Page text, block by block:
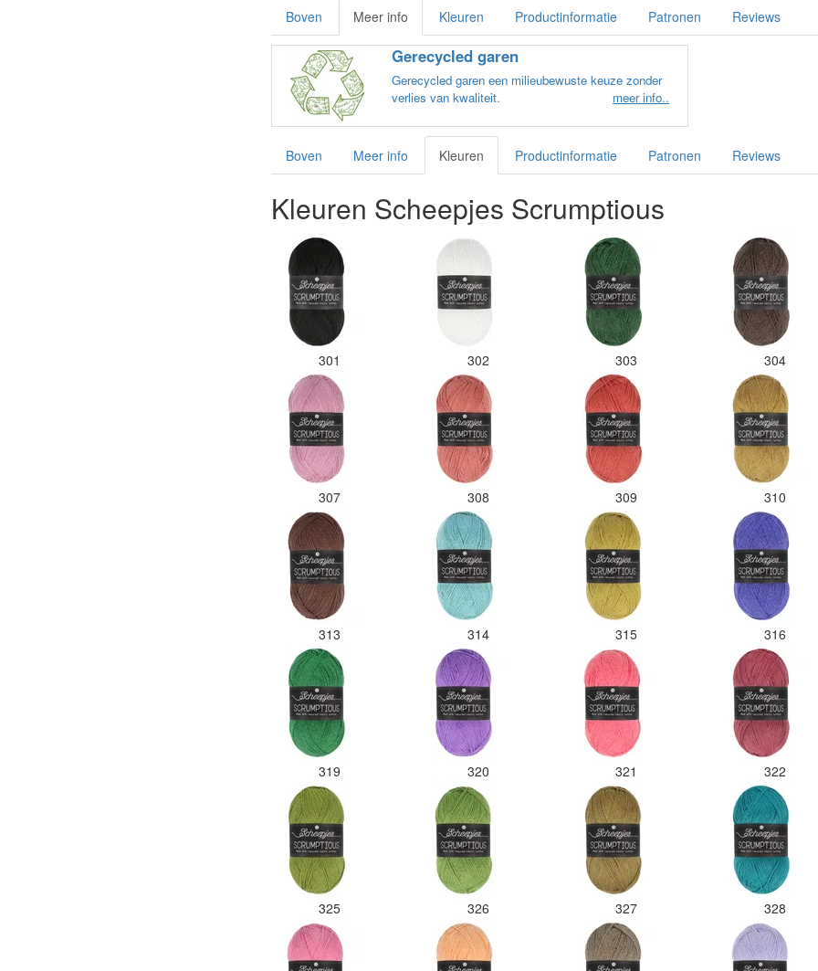
Boven Meer info Kleuren Productinformatie Patronen Reviews
Gerecycled garen
Gerecycled garen een milieubewuste keuze zonder
verlies van kwaliteit.
meer info..
Boven Meer info Kleuren Productinformatie Patronen Reviews
Kleuren Scheepjes Scrumptious
301 302 303 304
307 308 309 310
313 314 315 316
319 320 321 322
325 326 327 328